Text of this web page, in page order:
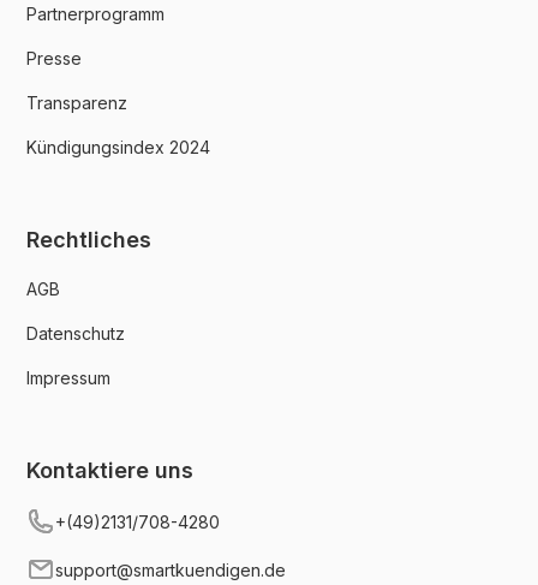
Partnerprogramm
Presse
Transparenz
Kündigungsindex 2024
Rechtliches
AGB
Datenschutz
Impressum
Kontaktiere uns
+(49)2131/708-4280
support@smartkuendigen.de